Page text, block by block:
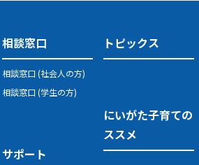
相談窓口
相談窓口 (社会人の方)
相談窓口 (学生の方)
サポート
トピックス
にいがた子育ての
ススメ